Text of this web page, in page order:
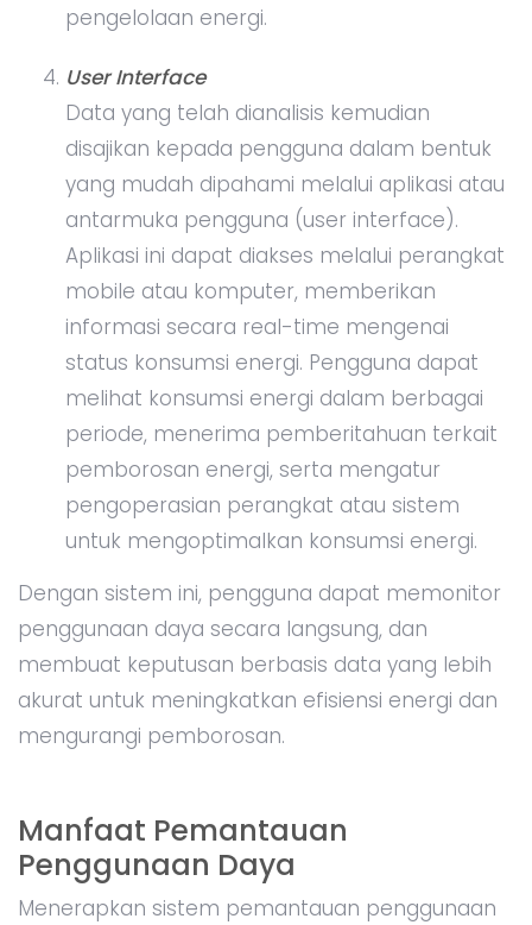
pengelolaan energi.
User Interface
Data yang telah dianalisis kemudian
disajikan kepada pengguna dalam bentuk
yang mudah dipahami melalui aplikasi atau
antarmuka pengguna (user interface).
Aplikasi ini dapat diakses melalui perangkat
mobile atau komputer, memberikan
informasi secara real-time mengenai
status konsumsi energi. Pengguna dapat
melihat konsumsi energi dalam berbagai
periode, menerima pemberitahuan terkait
pemborosan energi, serta mengatur
pengoperasian perangkat atau sistem
untuk mengoptimalkan konsumsi energi.
Dengan sistem ini, pengguna dapat memonitor
penggunaan daya secara langsung, dan
membuat keputusan berbasis data yang lebih
akurat untuk meningkatkan efisiensi energi dan
mengurangi pemborosan.
Manfaat Pemantauan
Penggunaan Daya
Menerapkan sistem pemantauan penggunaan